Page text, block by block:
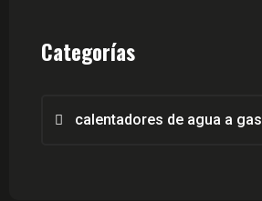
Categorías
calentadores de agua a gas